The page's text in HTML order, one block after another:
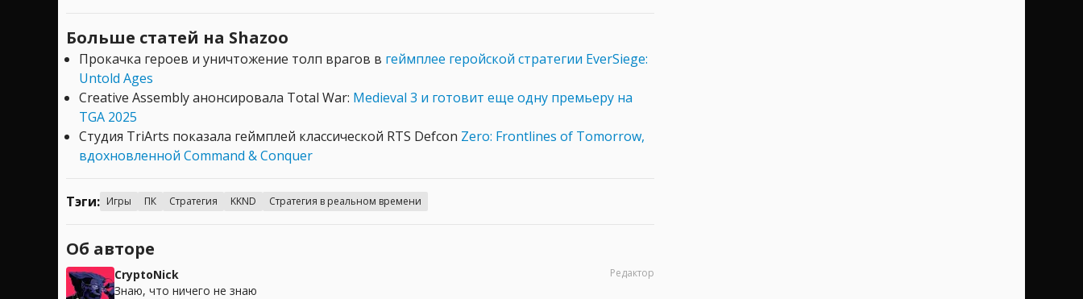
Больше статей на Shazoo
Прокачка героев и уничтожение толп врагов в геймплее геройской стратегии EverSiege:
Untold Ages
Creative Assembly анонсировала Total War: Medieval 3 и готовит еще одну премьеру на
TGA 2025
Студия TriArts показала геймплей классической RTS Defcon Zero: Frontlines of Tomorrow,
вдохновленной Command & Conquer
Тэги: Игры ПК Стратегия KKND Стратегия в реальном времени
Об авторе
CryptoNick
Знаю, что ничего не знаю
Редактор